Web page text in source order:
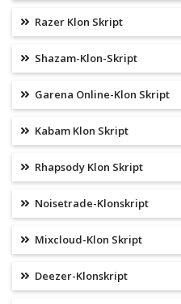
Razer Klon Skript
Shazam-Klon-Skript
Garena Online-Klon Skript
Kabam Klon Skript
Rhapsody Klon Skript
Noisetrade-Klonskript
Mixcloud-Klon Skript
Deezer-Klonskript